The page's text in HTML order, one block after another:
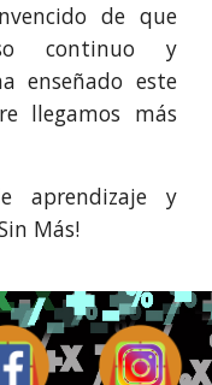
de que
continuo y
enseñado este
llegamos más
aprendizaje y
Más!